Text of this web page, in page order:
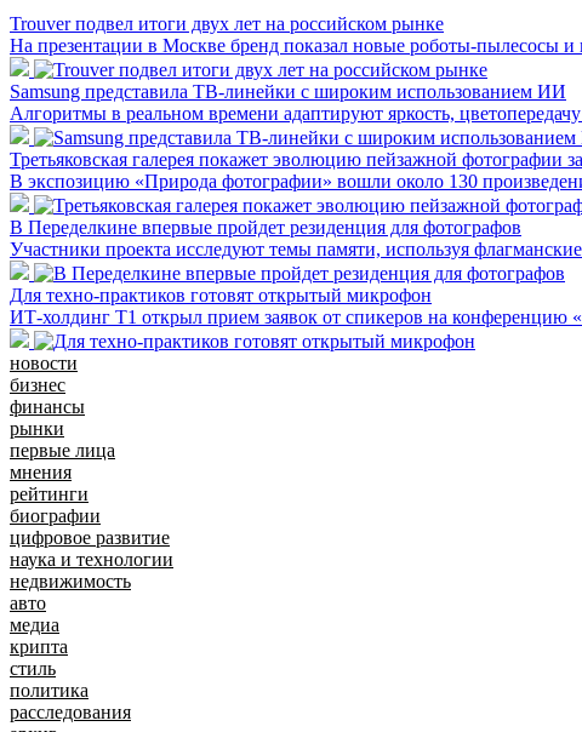
Trouver подвел итоги двух лет на российском рынке
На презентации в Москве бренд показал новые роботы-пылесосы
Samsung представила ТВ-линейки с широким использованием ИИ
Алгоритмы в реальном времени адаптируют яркость,
Третьяковская галерея покажет эволюцию пейзажной фотографии
В экспозицию «Природа фотографии» вошли около 130
В Переделкине впервые пройдет резиденция для фотографов
Участники проекта исследуют темы памяти, используя
Для техно-практиков готовят открытый микрофон
ИТ-холдинг Т1 открыл прием заявок от спикеров на конференцию
новости
бизнес
финансы
рынки
первые лица
мнения
рейтинги
биографии
цифровое развитие
наука и технологии
недвижимость
авто
медиа
крипта
стиль
политика
расследования